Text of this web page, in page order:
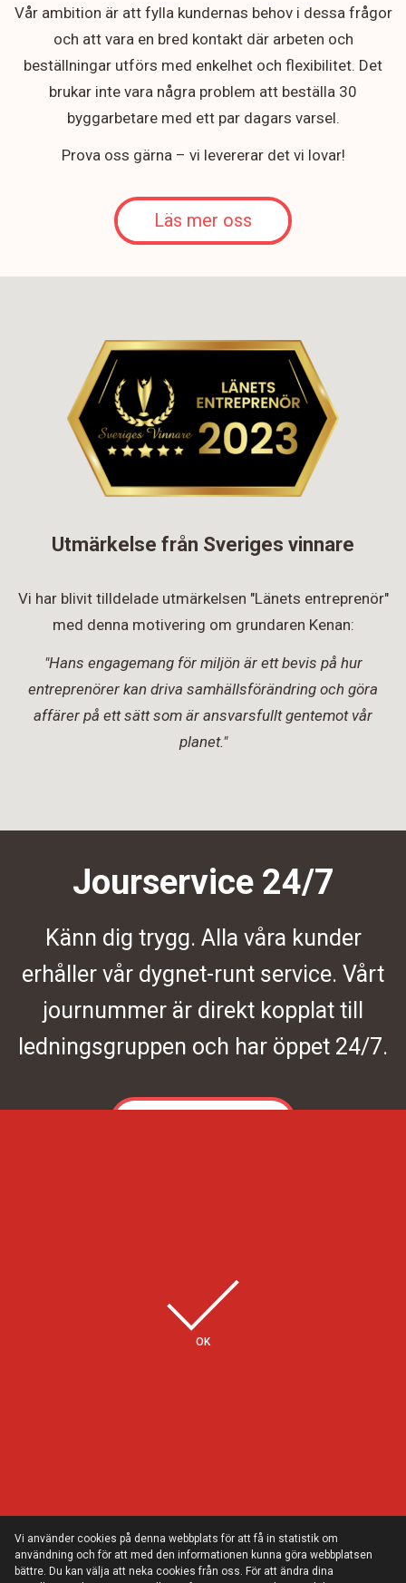
Vår ambition är att fylla kundernas behov i dessa frågor
och att vara en bred kontakt där arbeten och
beställningar utförs med enkelhet och flexibilitet. Det
brukar inte vara några problem att beställa 30
byggarbetare med ett par dagars varsel.
Prova oss gärna – vi levererar det vi lovar!
Läs mer oss
Utmärkelse från Sveriges vinnare
Vi har blivit tilldelade utmärkelsen "Länets entreprenör"
med denna motivering om grundaren Kenan:
"Hans engagemang för miljön är ett bevis på hur
entreprenörer kan driva samhällsförändring och göra
affärer på ett sätt som är ansvarsfullt gentemot vår
planet."
Jourservice 24/7
Känn dig trygg. Alla våra kunder
erhåller vår dygnet-runt service. Vårt
journummer är direkt kopplat till
ledningsgruppen och har öppet 24/7.
Några av våra kunder
Vi använder cookies på denna webbplats för att få in statistik om
användning och för att med den informationen kunna göra webbplatsen
bättre. Du kan välja att neka cookies från oss. För att ändra dina
OK